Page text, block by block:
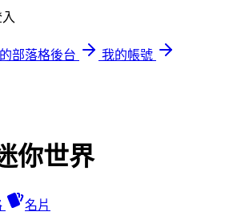
部落格後台
我的帳號
你世界
名片